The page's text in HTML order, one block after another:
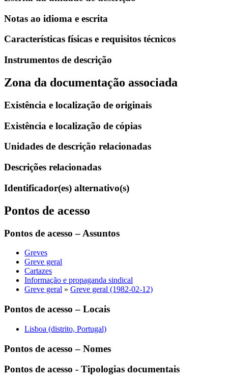
Notas ao idioma e escrita
Características físicas e requisitos técnicos
Instrumentos de descrição
Zona da documentação associada
Existência e localização de originais
Existência e localização de cópias
Unidades de descrição relacionadas
Descrições relacionadas
Identificador(es) alternativo(s)
Pontos de acesso
Pontos de acesso – Assuntos
Greves
Greve geral
Cartazes
Informação e propaganda sindical
Greve geral » Greve geral (1982-02-12)
Pontos de acesso – Locais
Lisboa (distrito, Portugal)
Pontos de acesso – Nomes
Pontos de acesso - Tipologias documentais